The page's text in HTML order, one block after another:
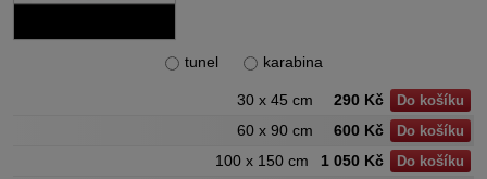
tunel karabina
30 x 45 cm 290 Kč Do košíku
60 x 90 cm 600 Kč Do košíku
100 x 150 cm 1 050 Kč Do košíku